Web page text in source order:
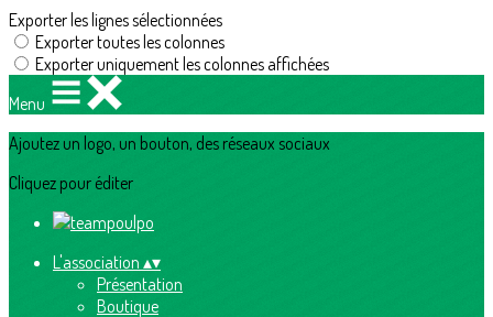
Exporter les lignes sélectionnées
Exporter toutes les colonnes
Exporter uniquement les colonnes affichées
Menu
Ajoutez un logo, un bouton, des réseaux sociaux
Cliquez pour éditer
L'association ▴▾
Présentation
Boutique